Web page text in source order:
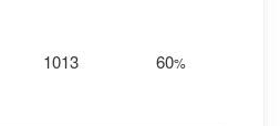
1013 60%